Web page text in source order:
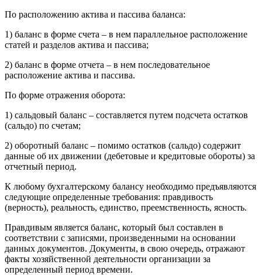
По расположению актива и пассива баланса:
1) баланс в форме счета – в нем параллельное расположение
статей и разделов актива и пассива;
2) баланс в форме отчета – в нем последовательное
расположение актива и пассива.
По форме отражения оборота:
1) сальдовый баланс – составляется путем подсчета остатков
(сальдо) по счетам;
2) оборотный баланс – помимо остатков (сальдо) содержит
данные об их движении (дебетовые и кредитовые обороты) за
отчетный период.
К любому бухгалтерскому балансу необходимо предъявляются
следующие определенные требования: правдивость
(верность), реальность, единство, преемственность, ясность.
Правдивым является баланс, который был составлен в
соответствии с записями, произведенными на основании
данных документов. Документы, в свою очередь, отражают
факты хозяйственной деятельности организации за
определенный период времени.